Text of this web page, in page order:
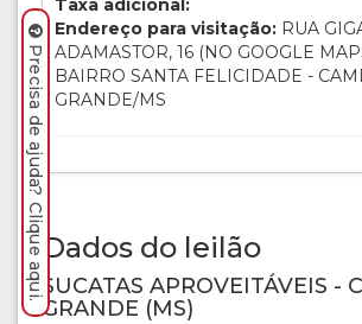
Taxa adicional:
Endereço para visitação: RUA
ADAMASTOR, 16 (NO GOOGLE
BAIRRO SANTA FELICIDADE -
GRANDE/MS
Dados do leilão
SUCATAS APROVEITÁVEIS -
GRANDE (MS)
Precisa de ajuda? Clique aqui.